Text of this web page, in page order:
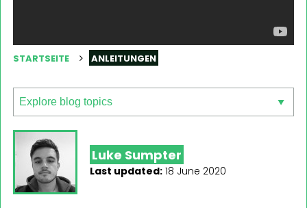
STARTSEITE ANLEITUNGEN
Luke Sumpter
Last updated: 18 June 2020